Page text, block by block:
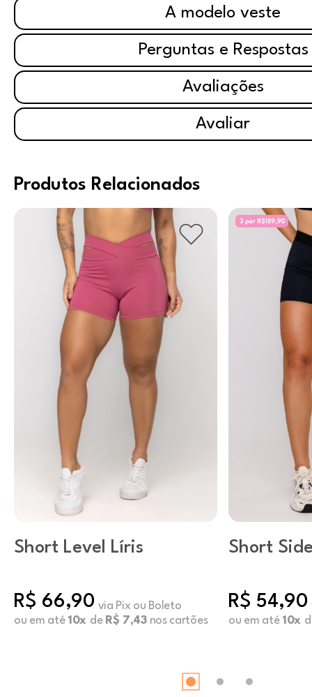
A modelo veste
Perguntas e Respostas
Avaliações
Avaliar
Produtos Relacionados
Short Level Líris
R$ 66,90 via Pix ou Boleto
ou em até 10x de R$ 7,43nos cartões
Short
R$ 54,90
ou em até 10x